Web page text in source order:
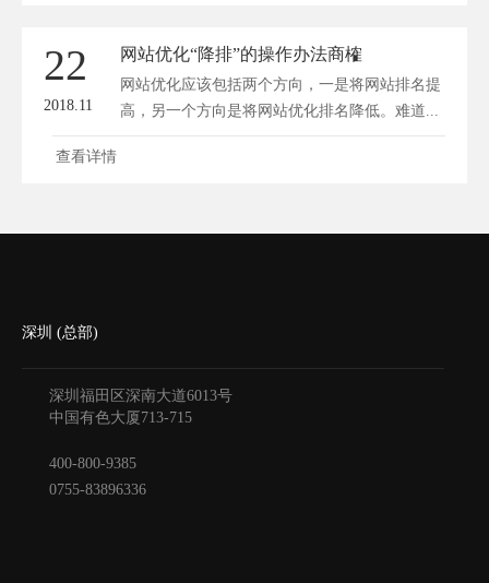
22
2018.11
网站优化“降排”的操作办法商榷
网站优化应该包括两个方向，一是将网站排名提
高，另一个方向是将网站优化排名降低。难道...
查看详情
深圳 (总部)
深圳福田区深南大道6013号
中国有色大厦713-715
400-800-9385
0755-83896336